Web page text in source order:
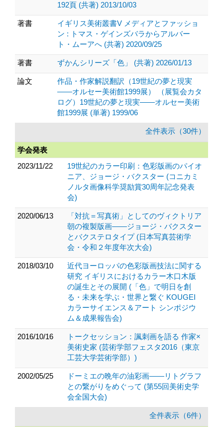
192頁 (共著) 2013/10/03
著書
イギリス美術叢書V メディアとファッショ
ン : トマス・ゲインズバラからアルバー
ト・ムーアへ (共著) 2020/09/25
著書 ずかんシリーズ「色」 (共著) 2026/01/13
論文
作品・作家解説翻訳（19世紀の夢と現実
――オルセー美術館1999展） （展覧会カタ
ログ）19世紀の夢と現実――オルセー美術
館1999展 (単著) 1999/06
全件表示（30件）
学会発表
2023/11/22
19世紀のカラー印刷：色彩版画のパイオ
ニア、ジョージ・バクスター (コニカミ
ノルタ画像科学奨励賞30周年記念発表
会)
2020/06/13
「対抗＝写真術」としてのヴィクトリア
朝の複製版画――ジョージ・バクスター
とバクステロタイプ (日本写真芸術学
会・令和２年度年次大会)
2018/03/10
近代ヨーロッパの色彩版画技法に関する
研究 イギリスにおけるカラー木口木版
の誕生とその展開 (「色」で明日を創
る・未来を学ぶ・世界と繋ぐ KOUGEI
カラーサイエンス＆アート シンポジウ
ム＆成果報告会)
2016/10/16
トークセッション：諷刺画を語る 作家×
美術史家 (芸術学部フェスタ2016（東京
工芸大学芸術学部）)
2002/05/25
ドーミエの晩年の油彩画――リトグラフ
との繋がりをめぐって (第55回美術史学
会全国大会)
全件表示（6件）